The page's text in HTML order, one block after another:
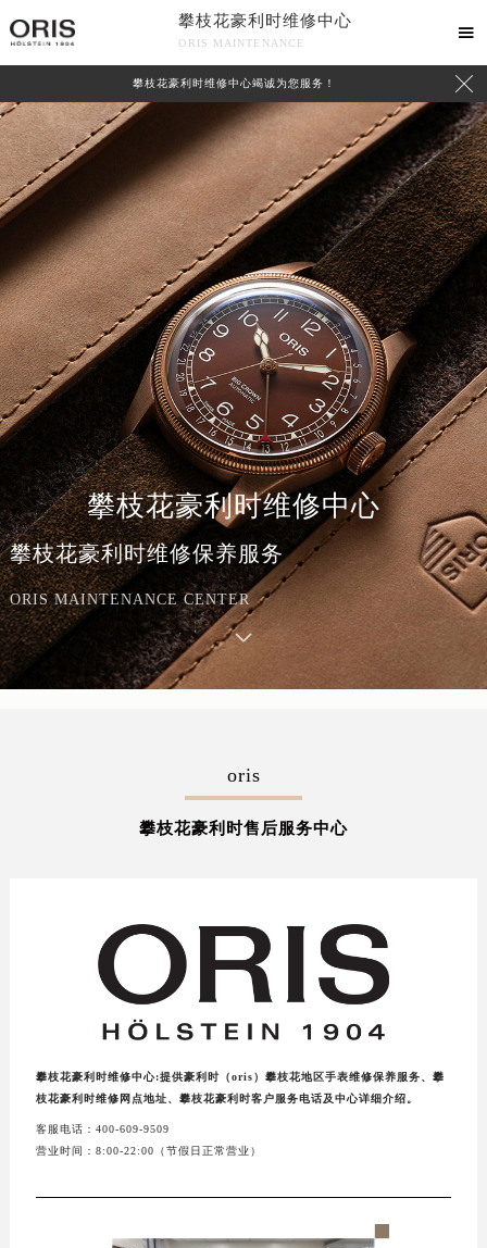
攀枝花豪利时维修中心
ORIS MAINTENANCE

攀枝花豪利时维修中心竭诚为您服务！ 
攀枝花豪利时维修中心
攀枝花豪利时维修保养服务
ORIS MAINTENANCE CENTER
心介绍 联系我们
oris
攀枝花豪利时售后服务中心
攀枝花豪利时维修中心:提供豪利时（oris）攀枝花地区手表维修保养服务、攀
枝花豪利时维修网点地址、攀枝花豪利时客户服务电话及中心详细介绍。
客服电话：400-609-9509
营业时间：8:00-22:00（节假日正常营业）